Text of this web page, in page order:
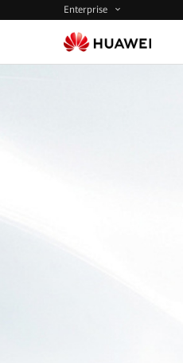
Enterprise